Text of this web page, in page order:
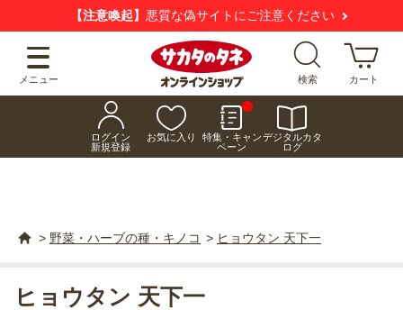
【注意喚起】 悪質な偽サイトにご注意ください
メニュー 検索 カート
ログイン
新規登録
お気に入り
特集・キャン
ペーン
デジタルカタ
ログ
> 野菜・ハーブの種・キノコ > ヒョウタン 天下一
ヒョウタン 天下一